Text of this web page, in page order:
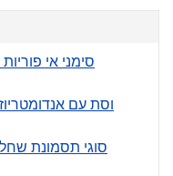
סימני אי
וסת עם
סוגי תסמונת